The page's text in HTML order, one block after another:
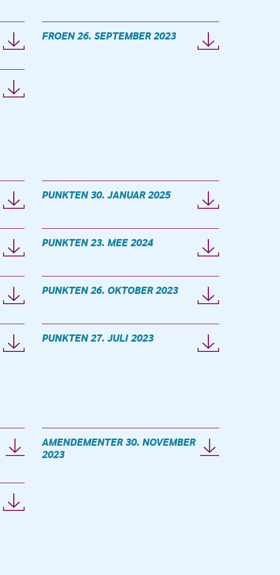
FROEN 26. SEPTEMBER 2023
PUNKTEN 30. JANUAR 2025
PUNKTEN 23. MEE 2024
PUNKTEN 26. OKTOBER 2023
PUNKTEN 27. JULI 2023
AMENDEMENTER 30. NOVEMBER
2023